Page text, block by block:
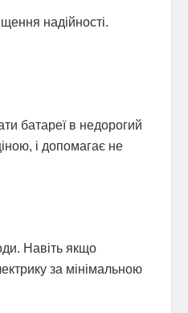
надійності.
батареї в недорогий
і допомагає не
Навіть якщо
за мінімальною